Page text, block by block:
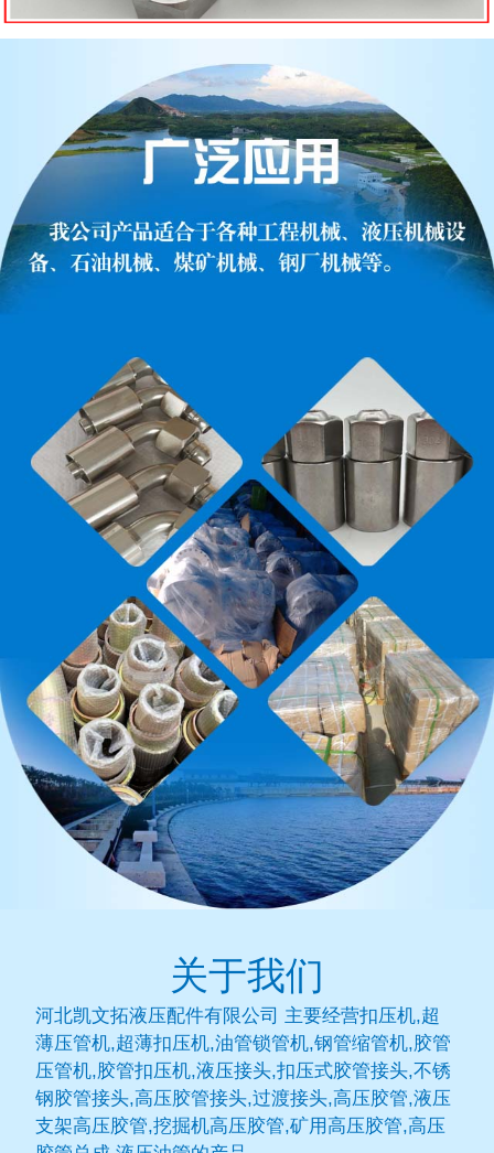
关于我们
河北凯文拓液压配件有限公司 主要经营扣压机,超
薄压管机,超薄扣压机,油管锁管机,钢管缩管机,胶管
压管机,胶管扣压机,液压接头,扣压式胶管接头,不锈
钢胶管接头,高压胶管接头,过渡接头,高压胶管,液压
支架高压胶管,挖掘机高压胶管,矿用高压胶管,高压